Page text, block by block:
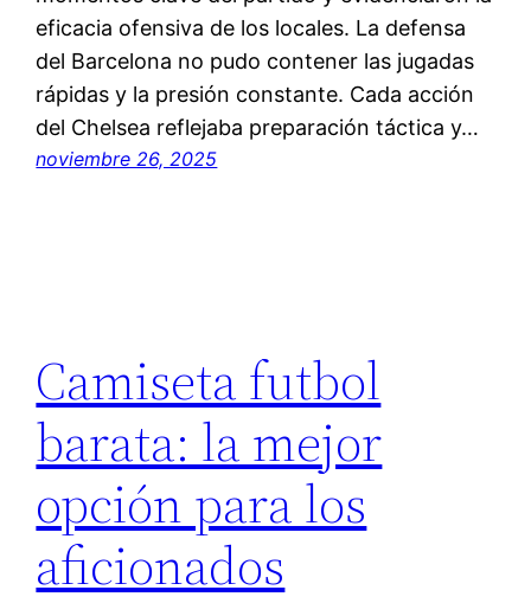
eficacia ofensiva de los locales. La defensa
del Barcelona no pudo contener las jugadas
rápidas y la presión constante. Cada acción
del Chelsea reflejaba preparación táctica y…
noviembre 26, 2025
Camiseta futbol
barata: la mejor
opción para los
aficionados